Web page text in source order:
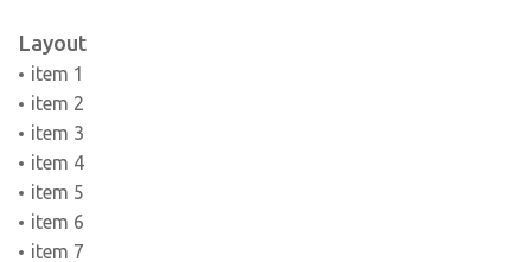
Layout
item 1
item 2
item 3
item 4
item 5
item 6
item 7